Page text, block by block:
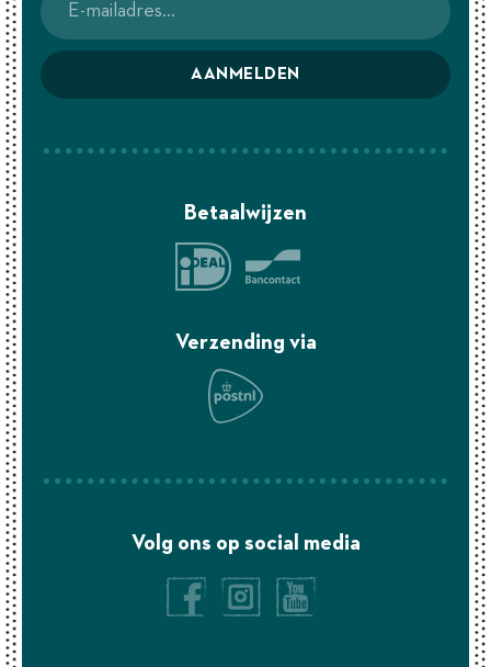
AANMELDEN
Betaalwijzen
Verzending via
Volg ons op social media